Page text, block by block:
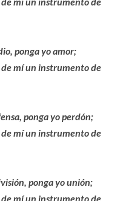
yo amor;
un instrumento de
ponga yo perdón;
un instrumento de
ponga yo unión;
un instrumento de